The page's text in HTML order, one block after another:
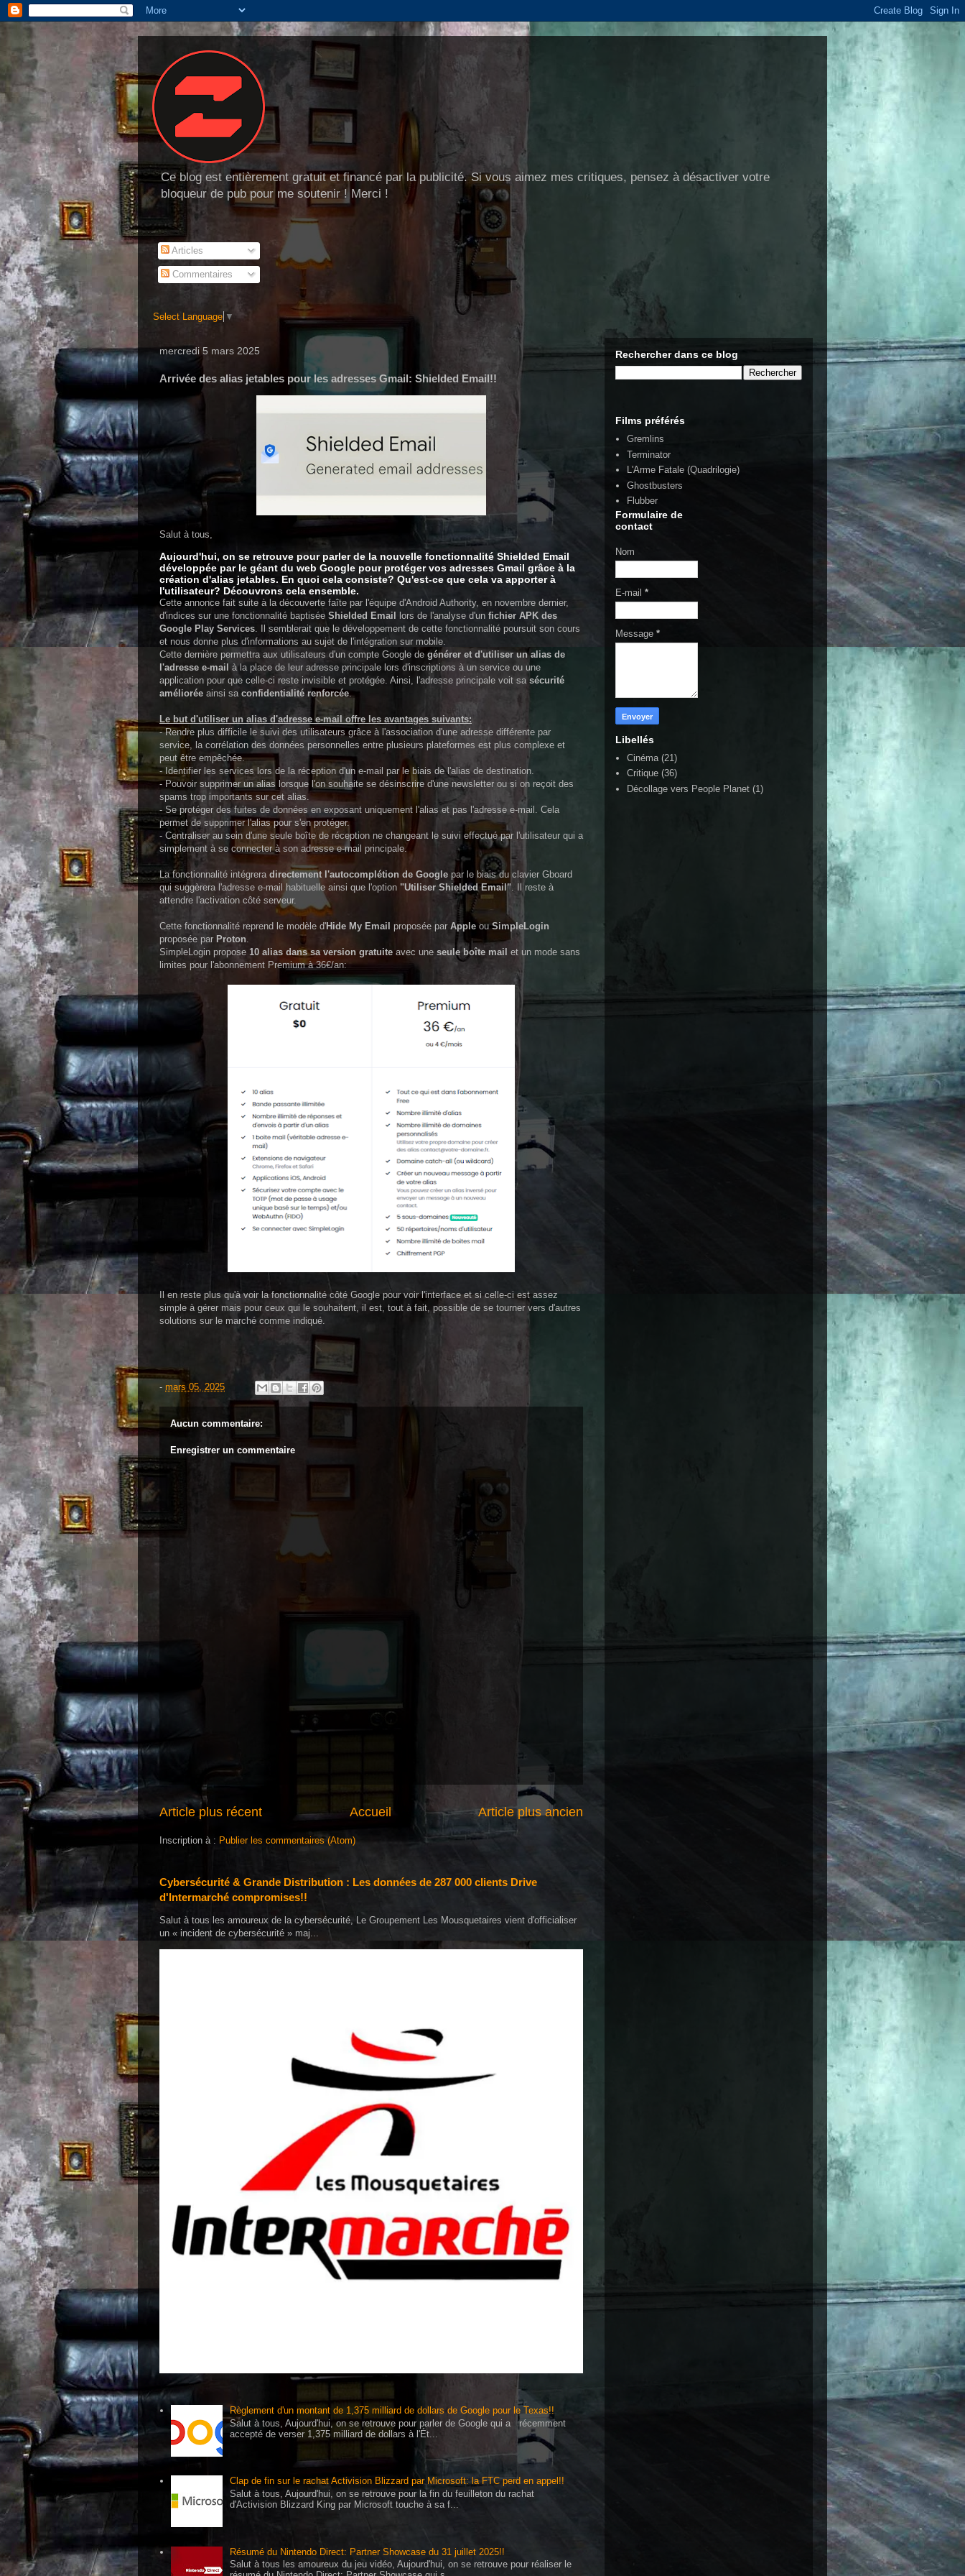
Ce blog est entièrement gratuit et financé par la publicité. Si vous aimez mes critiques, pensez à désactiver votre
bloqueur de pub pour me soutenir ! Merci !
Articles
Commentaires
Select Language ▼
mercredi 5 mars 2025
Arrivée des alias jetables pour les adresses Gmail: Shielded Email!!
Salut à tous,
Aujourd'hui, on se retrouve pour parler de la nouvelle fonctionnalité Shielded Email
développée par le géant du web Google pour protéger vos adresses Gmail grâce à la
création d'alias jetables. En quoi cela consiste? Qu'est-ce que cela va apporter à
l'utilisateur? Découvrons cela ensemble.
Cette annonce fait suite à la découverte faîte par l'équipe d'Android Authority, en novembre dernier,
d'indices sur une fonctionnalité baptisée Shielded Email lors de l'analyse d'un fichier APK des
Google Play Services. Il semblerait que le développement de cette fonctionnalité poursuit son cours
et nous donne plus d'informations au sujet de l'intégration sur mobile.
Cette dernière permettra aux utilisateurs d'un compte Google de générer et d'utiliser un alias de
l'adresse e-mail à la place de leur adresse principale lors d'inscriptions à un service ou une
application pour que celle-ci reste invisible et protégée. Ainsi, l'adresse principale voit sasécurité
améliorée ainsi sa confidentialité renforcée.
Le but d'utiliser un alias d'adresse e-mail offre les avantages suivants:
- Rendre plus difficile le suivi des utilisateurs grâce à l'association d'une adresse différente par
service, la corrélation des données personnelles entre plusieurs plateformes est plus complexe et
peut être empêchée.
- Identifier les services lors de la réception d'un e-mail par le biais de l'alias de destination.
- Pouvoir supprimer un alias lorsque l'on souhaite se désinscrire d'une newsletter ou si on reçoit des
spams trop importants sur cet alias.
- Se protéger des fuites de données en exposant uniquement l'alias et pas l'adresse e-mail. Cela
permet de supprimer l'alias pour s'en protéger.
- Centraliser au sein d'une seule boîte de réception ne changeant le suivi effectué par l'utilisateur qui a
simplement à se connecter à son adresse e-mail principale.
La fonctionnalité intégrera directement l'autocomplétion de Google par le biais du clavier Gboard
qui suggèrera l'adresse e-mail habituelle ainsi que l'option "Utiliser Shielded Email". Il reste à
attendre l'activation côté serveur.
Cette fonctionnalité reprend le modèle d'Hide My Email proposée par Apple ouSimpleLogin
proposée par Proton.
SimpleLogin propose 10 alias dans sa version gratuite avec une seule boîte mail et un mode sans
limites pour l'abonnement Premium à 36€/an:
Il en reste plus qu'à voir la fonctionnalité côté Google pour voir l'interface et si celle-ci est assez
simple à gérer mais pour ceux qui le souhaitent, il est, tout à fait, possible de se tourner vers d'autres
solutions sur le marché comme indiqué.
- mars 05, 2025
Aucun commentaire:
Enregistrer un commentaire
Article plus récent Article plus ancien
Accueil
Inscription à : Publier les commentaires (Atom)
Cybersécurité & Grande Distribution : Les données de 287 000 clients Drive
d'Intermarché compromises!!
Salut à tous les amoureux de la cybersécurité, Le Groupement Les Mousquetaires vient d'officialiser
un « incident de cybersécurité » maj...
Règlement d'un montant de 1,375 milliard de dollars de Google pour le Texas!!
Salut à tous, Aujourd'hui, on se retrouve pour parler de Google qui a récemment
accepté de verser 1,375 milliard de dollars à l'Ét...
Clap de fin sur le rachat Activision Blizzard par Microsoft: la FTC perd en appel!!
Salut à tous, Aujourd'hui, on se retrouve pour la fin du feuilleton du rachat
d'Activision Blizzard King par Microsoft touche à sa f...
Résumé du Nintendo Direct: Partner Showcase du 31 juillet 2025!!
Salut à tous les amoureux du jeu vidéo, Aujourd'hui, on se retrouve pour réaliser le
Rechercher dans ce blog
Films préférés
Gremlins
Terminator
L'Arme Fatale (Quadrilogie)
Ghostbusters
Flubber
Formulaire de
contact
Nom
E-mail *
Message *
Libellés
Cinéma (21)
Critique (36)
Décollage vers People Planet (1)